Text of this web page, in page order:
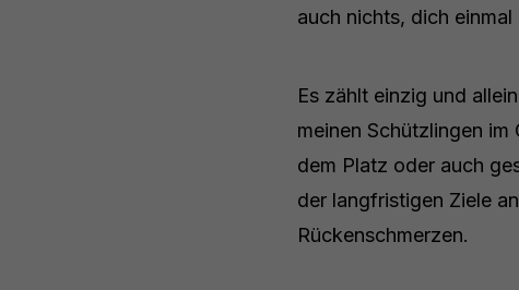
auch nichts, dich
Es zählt einzig und
meinen Schützlingen
dem Platz oder auch
der langfristigen Ziele
Rückenschmerzen.